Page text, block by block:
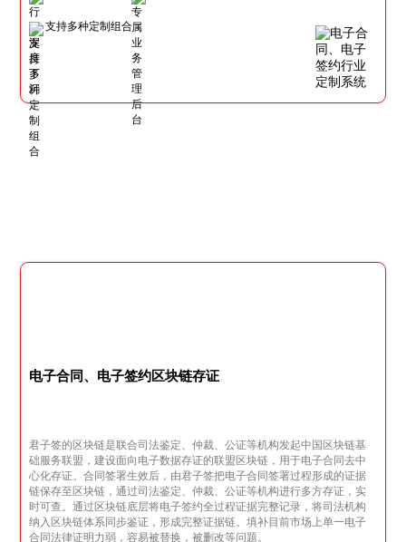
支持多种定制组合
电子合同、电子签约区块链存证
君子签的区块链是联合司法鉴定、仲裁、公证等机构发起中国区块链基
础服务联盟，建设面向电子数据存证的联盟区块链，用于电子合同去中
心化存证。合同签署生效后，由君子签把电子合同签署过程形成的证据
链保存至区块链，通过司法鉴定、仲裁、公证等机构进行多方存证，实
时可查。通过区块链底层将电子签约全过程证据完整记录，将司法机构
纳入区块链体系同步鉴证，形成完整证据链。填补目前市场上单一电子
合同法律证明力弱，容易被替换，被删改等问题。